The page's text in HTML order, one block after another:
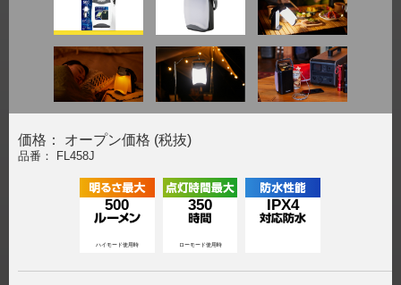
価格： オープン価格 (税抜)
品番： FL458J
500
ハイモード使用時
350
ローモード使用時
IPX4